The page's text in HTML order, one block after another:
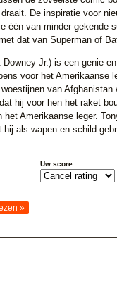
De inspiratie voor
één van minder gekende
dat van Superman of
Downey Jr.) is een genie
voor het Amerikaanse
van
hij voor hen het raket
het Amerikaanse leger.
hij als wapen en schild
Uw score:
»